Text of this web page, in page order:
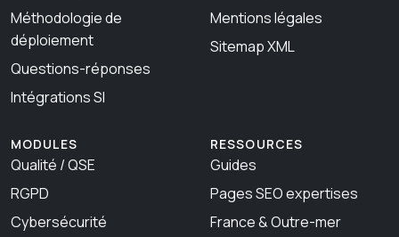
Méthodologie de
déploiement
Questions-réponses
Intégrations SI
Mentions légales
Sitemap XML
MODULES
Qualité / QSE
RGPD
Cybersécurité
RESSOURCES
Guides
Pages SEO expertises
France & Outre-mer